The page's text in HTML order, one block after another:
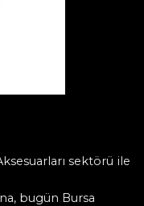
sektörü ile
bugün Bursa